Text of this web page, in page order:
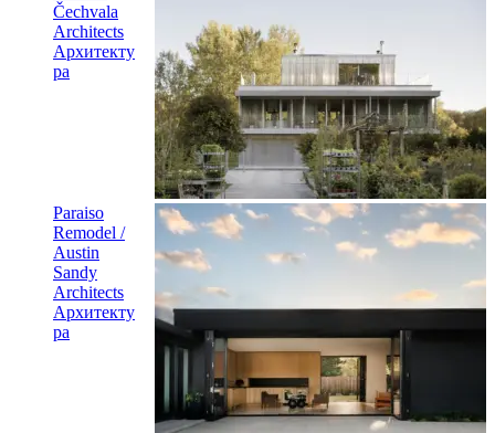
Čechvala
Architects
Архитекту
ра
Paraiso
Remodel /
Austin
Sandy
Architects
Архитекту
ра